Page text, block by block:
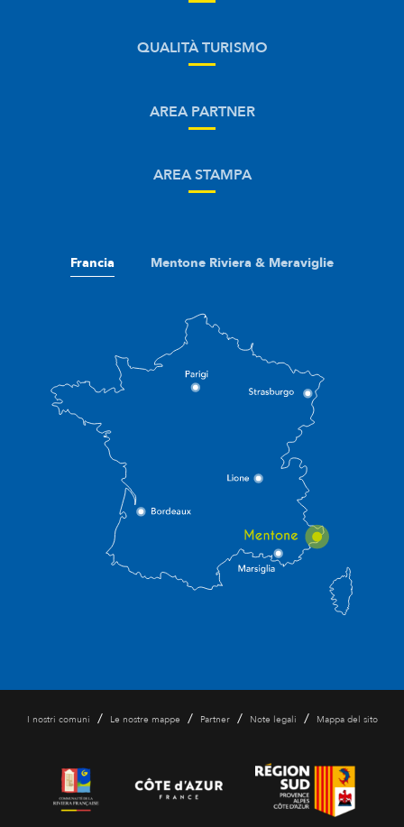
QUALITÀ TURISMO
AREA PARTNER
AREA STAMPA
Francia Mentone Riviera & Meraviglie
I nostri comuni / Le nostre mappe / Partner / Note legali / Mappa del sito